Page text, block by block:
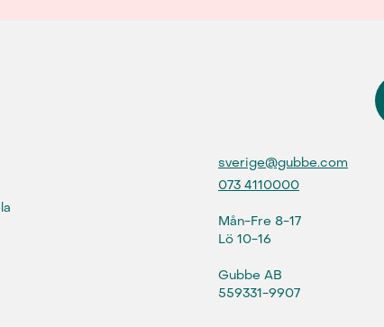
sverige@gubbe.com
073 4110000
Mån-Fre 8-17
Lö 10-16
Gubbe AB
559331-9907